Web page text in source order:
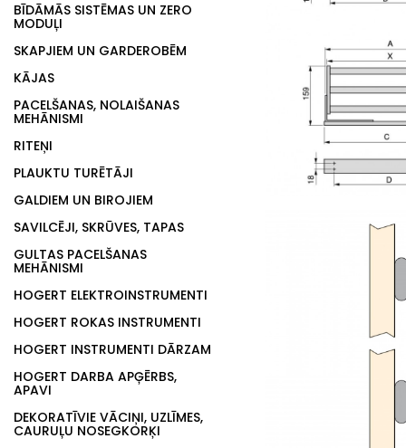
BĪDĀMĀS SISTĒMAS UN ZERO
MODUĻI
SKAPJIEM UN GARDEROBĒM
KĀJAS
PACELŠANAS, NOLAIŠANAS
MEHĀNISMI
RITEŅI
PLAUKTU TURĒTĀJI
GALDIEM UN BIROJIEM
SAVILCĒJI, SKRŪVES, TAPAS
GULTAS PACELŠANAS
MEHĀNISMI
HOGERT ELEKTROINSTRUMENTI
HOGERT ROKAS INSTRUMENTI
HOGERT INSTRUMENTI DĀRZAM
HOGERT DARBA APĢĒRBS,
APAVI
DEKORATĪVIE VĀCIŅI, UZLĪMES,
CAURUĻU NOSEGKORĶI